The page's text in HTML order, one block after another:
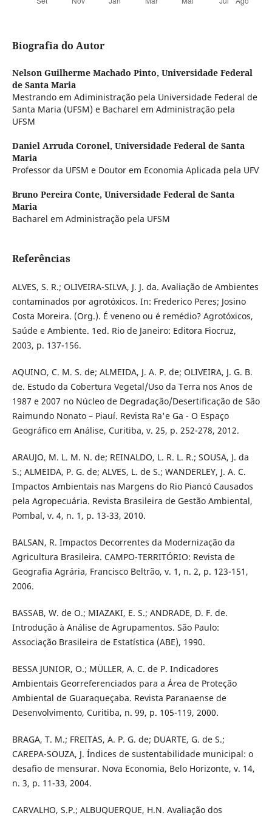
Biografia do Autor
Nelson Guilherme Machado Pinto, Universidade Federal
de Santa Maria
Mestrando em Adiministração pela Universidade Federal de
Santa Maria (UFSM) e Bacharel em Administração pela
UFSM
Daniel Arruda Coronel, Universidade Federal de Santa
Maria
Professor da UFSM e Doutor em Economia Aplicada pela UFV
Bruno Pereira Conte, Universidade Federal de Santa
Maria
Bacharel em Administração pela UFSM
Referências
ALVES, S. R.; OLIVEIRA-SILVA, J. J. da. Avaliação de Ambientes
contaminados por agrotóxicos. In: Frederico Peres; Josino
Costa Moreira. (Org.). É veneno ou é remédio? Agrotóxicos,
Saúde e Ambiente. 1ed. Rio de Janeiro: Editora Fiocruz,
2003, p. 137-156.
AQUINO, C. M. S. de; ALMEIDA, J. A. P. de; OLIVEIRA, J. G. B.
de. Estudo da Cobertura Vegetal/Uso da Terra nos Anos de
1987 e 2007 no Núcleo de Degradação/Desertificação de São
Raimundo Nonato – Piauí. Revista Ra'e Ga - O Espaço
Geográfico em Análise, Curitiba, v. 25, p. 252-278, 2012.
ARAUJO, M. L. M. N. de; REINALDO, L. R. L. R.; SOUSA, J. da
S.; ALMEIDA, P. G. de; ALVES, L. de S.; WANDERLEY, J. A. C.
Impactos Ambientais nas Margens do Rio Piancó Causados
pela Agropecuária. Revista Brasileira de Gestão Ambiental,
Pombal, v. 4, n. 1, p. 13-33, 2010.
BALSAN, R. Impactos Decorrentes da Modernização da
Agricultura Brasileira. CAMPO-TERRITÓRIO: Revista de
Geografia Agrária, Francisco Beltrão, v. 1, n. 2, p. 123-151,
2006.
BASSAB, W. de O.; MIAZAKI, E. S.; ANDRADE, D. F. de.
Introdução à Análise de Agrupamentos. São Paulo:
Associação Brasileira de Estatística (ABE), 1990.
BESSA JUNIOR, O.; MÜLLER, A. C. de P. Indicadores
Ambientais Georreferenciados para a Área de Proteção
Ambiental de Guaraqueçaba. Revista Paranaense de
Desenvolvimento, Curitiba, n. 99, p. 105-119, 2000.
BRAGA, T. M.; FREITAS, A. P. G. de; DUARTE, G. de S.;
CAREPA-SOUZA, J. Índices de sustentabilidade municipal: o
desafio de mensurar. Nova Economia, Belo Horizonte, v. 14,
n. 3, p. 11-33, 2004.
CARVALHO, S.P.; ALBUQUERQUE, H.N. Avaliação dos